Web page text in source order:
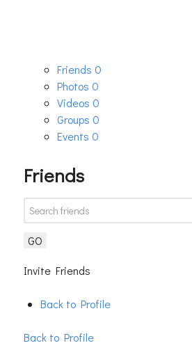
Friends 0
Photos 0
Videos 0
Groups 0
Events 0
Friends
GO
Invite Friends
Back to Profile
Back to Profile